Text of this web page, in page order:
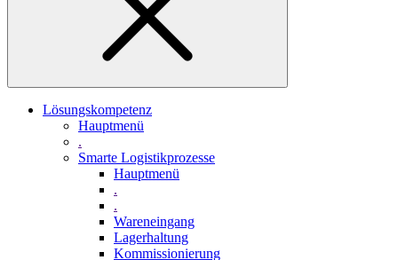
Lösungskompetenz
Hauptmenü
.
Smarte Logistikprozesse
Hauptmenü
.
.
Wareneingang
Lagerhaltung
Kommissionierung